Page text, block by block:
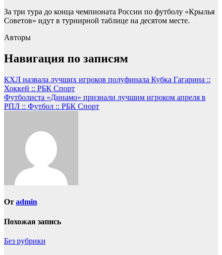
За три тура до конца чемпионата России по футболу «Крылья
Советов» идут в турнирной таблице на десятом месте.
Авторы
Навигация по записям
КХЛ назвала лучших игроков полуфинала Кубка Гагарина ::
Хоккей :: РБК Спорт
Футболиста «Динамо» признали лучшим игроком апреля в
РПЛ :: Футбол :: РБК Спорт
От admin
Похожая запись
Без рубрики